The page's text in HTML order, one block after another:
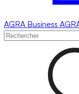
AGRA Business